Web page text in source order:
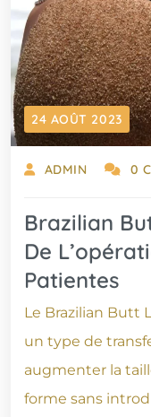
24 AOÛT 2023
ADMIN 0
Brazilian
De
Patientes
Le Brazilian Butt
un type de
augmenter la
forme sans